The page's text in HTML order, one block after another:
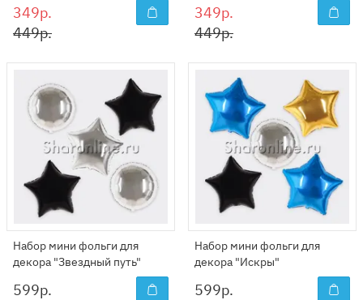
349р.
449р.
349р.
449р.
Набор мини фольги для
декора "Звездный путь"
599р.
Набор мини фольги для
декора "Искры"
599р.